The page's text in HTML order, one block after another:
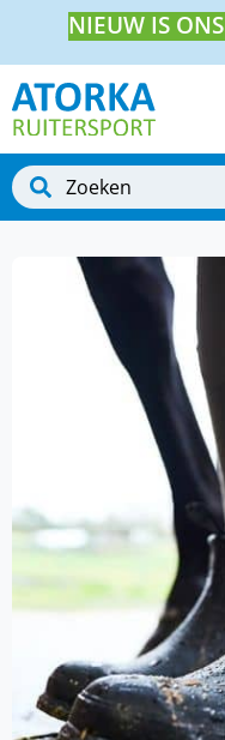
NIEUW IS ONS